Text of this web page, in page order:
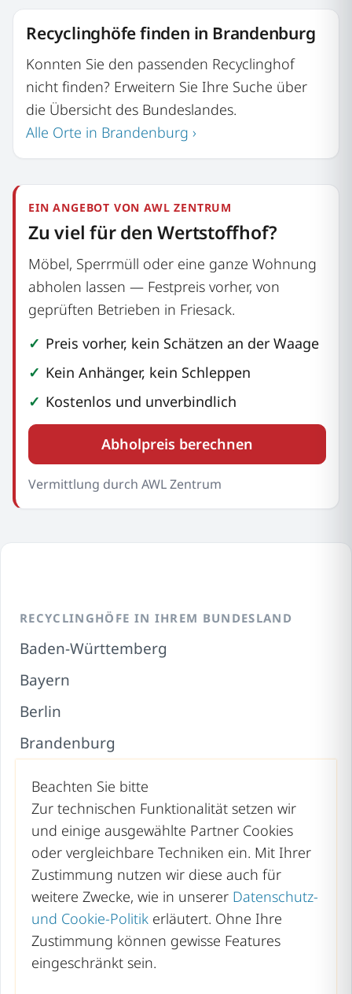
Recyclinghöfe finden in Brandenburg
Konnten Sie den passenden Recyclinghof
nicht finden? Erweitern Sie Ihre Suche über
die Übersicht des Bundeslandes.
Alle Orte in Brandenburg ›
EIN ANGEBOT VON AWL ZENTRUM
Zu viel für den Wertstoffhof?
Möbel, Sperrmüll oder eine ganze Wohnung
abholen lassen — Festpreis vorher, von
geprüften Betrieben in Friesack.
Preis vorher, kein Schätzen an der Waage
Kein Anhänger, kein Schleppen
Kostenlos und unverbindlich
Abholpreis berechnen
Vermittlung durch AWL Zentrum
RECYCLINGHÖFE IN IHREM BUNDESLAND
Baden-Württemberg
Bayern
Berlin
Brandenburg
Hamburg
Hessen
Mecklenburg-Vorpommern
Niedersachsen
Nordrhein-Westfalen
Rheinland-Pfalz
Beachten Sie bitte
Zur technischen Funktionalität setzen wir
und einige ausgewählte Partner Cookies
oder vergleichbare Techniken ein. Mit Ihrer
Zustimmung nutzen wir diese auch für
weitere Zwecke, wie in unserer Datenschutz-
und Cookie-Politik erläutert. Ohne Ihre
Zustimmung können gewisse Features
eingeschränkt sein.